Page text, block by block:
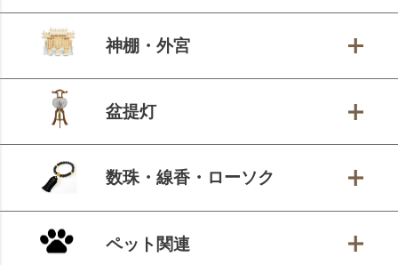
神棚・外宮
盆提灯
数珠・線香・ローソク
ペット関連